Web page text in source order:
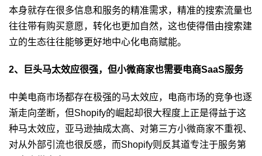
本身就存在很多信息和服务的精准需求，精准的搜索流量也
往往带有购买意愿，转化也更加自然，这也使得借由搜索建
立的生态往往能够更好地中心化电商赋能。
2、巨头马太效应很强，但小微商家也需要电商SaaS服务
中美电商市场都存在极强的马太效应，电商市场的竞争也逐
渐走向垄断，但Shopify的崛起却很大程度上正是得益于这
种马太效应，亚马逊抽成太高、对第三方小微商家不重视、
对从外部引流也很反感，而Shopify则反其道专注于服务第